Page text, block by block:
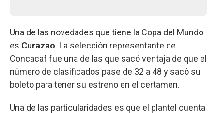
Una de las novedades que tiene la Copa del Mundo
es Curazao. La selección representante de
Concacaf fue una de las que sacó ventaja de que el
número de clasificados pase de 32 a 48 y sacó su
boleto para tener su estreno en el certamen.
Una de las particularidades es que el plantel cuenta